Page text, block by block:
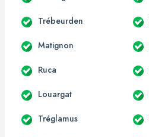
Trébeurden
Matignon
Ruca
Louargat
Tréglamus